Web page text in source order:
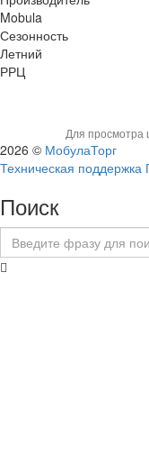
Mobula
Сезонность
Летний
РРЦ
Для просмотра
2026 © МобулаТорг
Техническая поддержка
Поиск